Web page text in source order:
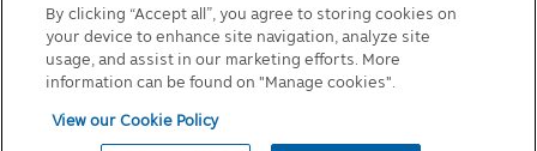
Cookies
Cookies คือ แฟ้มข้อมูลขนาดเล็กที่บรรจุข้อมูล
ที่ท่านเยี่ยมชมแอปพลิเคชัน บริษัทฯ ใช้
Cookies ในแอปพลิเคชันของบริษัทฯ เพื่อให้
แบบฟอร์มต่างๆ
นโยบายเกี่ยวกับคุกกี้
© 2026 Principal Asset Management Co.,Ltd
By clicking “Accept all”, you agree to storing cookies on
your device to enhance site navigation, analyze site
usage, and assist in our marketing efforts. More
information can be found on "Manage cookies".
View our Cookie Policy